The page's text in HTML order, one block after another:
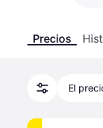
Precios
El